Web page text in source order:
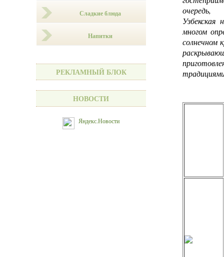
Сладкие блюда
Напитки
РЕКЛАМНЫЙ БЛОК
НОВОСТИ
Яндекс.Новости
Узбекская
многом
солнечном